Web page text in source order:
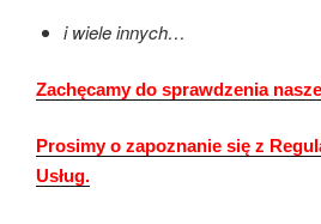
i wiele innych…
Zachęcamy do sprawdzenia
Prosimy o zapoznanie się z
Usług.